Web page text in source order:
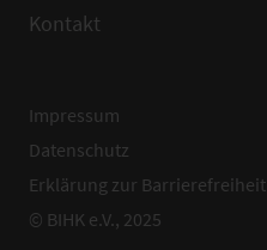
Kontakt
Impressum
Datenschutz
Erklärung zur Barrierefreiheit
© BIHK e.V., 2025